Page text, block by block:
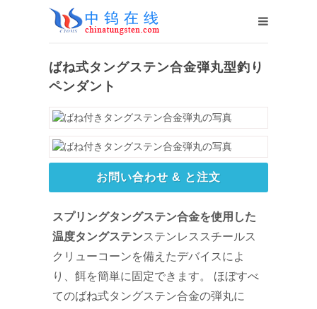
ばね式タングステン合金弾丸型釣り
ペンダント
お問い合わせ & と注文
スプリングタングステン合金を使用した
温度タングステンステンレススチールス
クリューコーンを備えたデバイスによ
り、餌を簡単に固定できます。 ほぼすべ
てのばね式タングステン合金の弾丸に